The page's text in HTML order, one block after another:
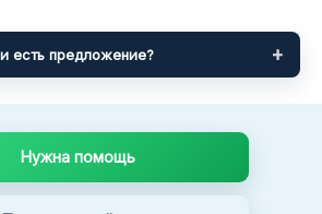
есть предложение?
Нужна помощь